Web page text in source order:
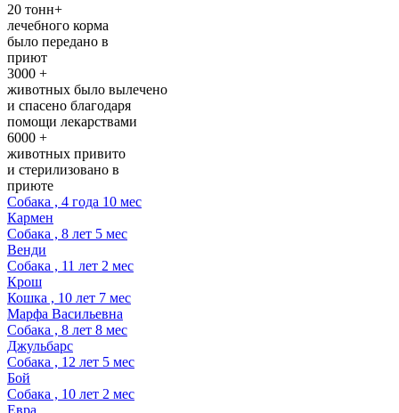
20 тонн+
лечебного корма
было передано в
приют
3000 +
животных было вылечено
и спасено благодаря
помощи лекарствами
6000 +
животных привито
и стерилизовано в
приюте
Собака , 4 года 10 мес
Кармен
Собака , 8 лет 5 мес
Венди
Собака , 11 лет 2 мес
Крош
Кошка , 10 лет 7 мес
Марфа Васильевна
Собака , 8 лет 8 мес
Джульбарс
Собака , 12 лет 5 мес
Бой
Собака , 10 лет 2 мес
Евра